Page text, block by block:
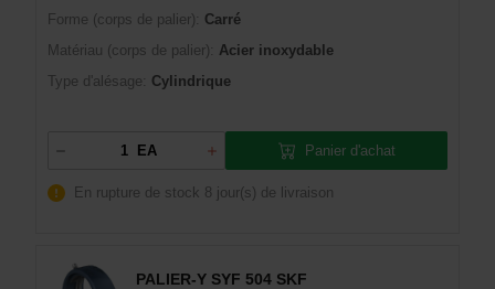
Forme (corps de palier):
Carré
Matériau (corps de palier):
Acier inoxydable
Type d'alésage:
Cylindrique
EA Panier d'achat
En rupture de stock 8 jour(s) de livraison
PALIER-Y SYF 504 SKF